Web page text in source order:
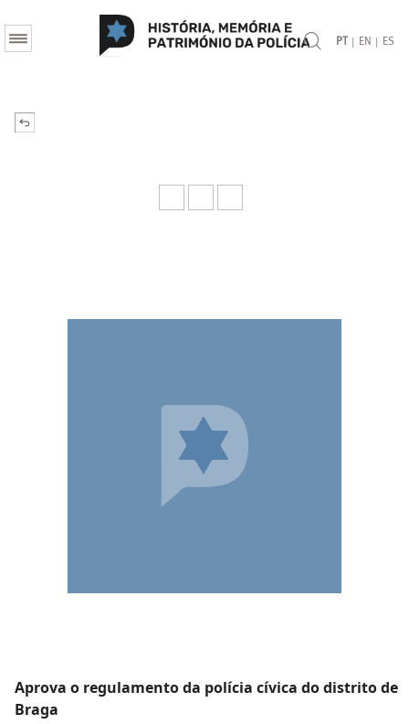
PT | EN | ES
Aprova o regulamento da polícia cívica do distrito de
Braga